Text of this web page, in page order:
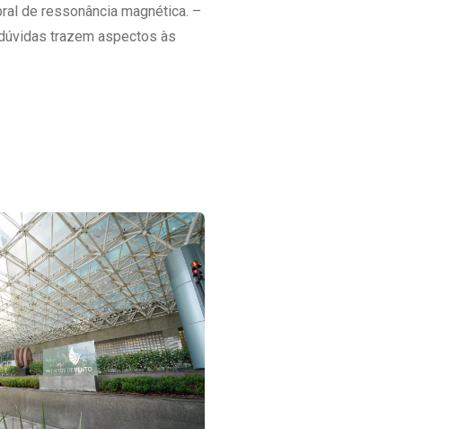
de ressonância magnética. –
trazem aspectos às